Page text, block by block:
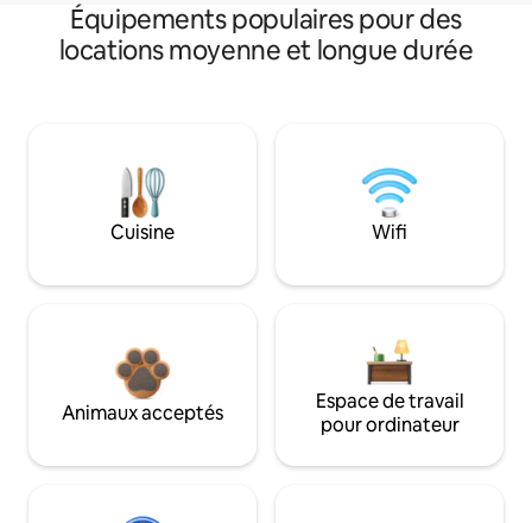
Équipements populaires pour des
locations moyenne et longue durée
Cuisine Wifi
Animaux acceptés
Espace de travail
pour ordinateur